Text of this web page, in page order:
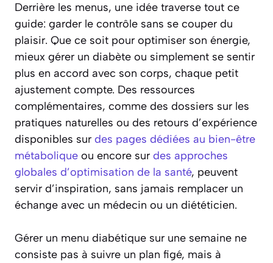
Derrière les menus, une idée traverse tout ce
guide: garder le contrôle sans se couper du
plaisir. Que ce soit pour optimiser son énergie,
mieux gérer un diabète ou simplement se sentir
plus en accord avec son corps, chaque petit
ajustement compte. Des ressources
complémentaires, comme des dossiers sur les
pratiques naturelles ou des retours d’expérience
disponibles sur des pages dédiées au bien-être
métabolique ou encore sur des approches
globales d’optimisation de la santé, peuvent
servir d’inspiration, sans jamais remplacer un
échange avec un médecin ou un diététicien.
Gérer un menu diabétique sur une semaine ne
consiste pas à suivre un plan figé, mais à